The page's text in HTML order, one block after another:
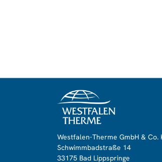
Westfalen-Therme GmbH & Co.
Schwimmbadstraße 14
33175 Bad Lippspringe